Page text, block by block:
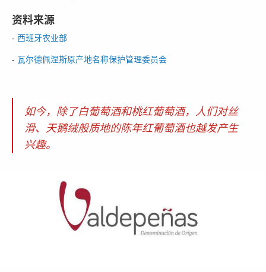
资料来源
- 西班牙农业部
- 瓦尔德佩涅斯原产地名称保护管理委员会
如今，除了白葡萄酒和桃红葡萄酒，人们对丝
滑、天鹅绒般质地的陈年红葡萄酒也越发产生
兴趣。